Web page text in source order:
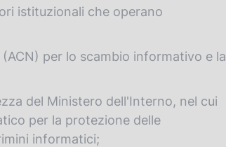
istituzionali che operano
per lo scambio informativo e la
del Ministero dell'Interno, nel cui
per la protezione delle
informatici;